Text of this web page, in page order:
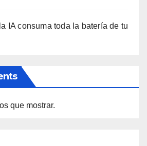
IA consuma toda la batería de tu
que mostrar.